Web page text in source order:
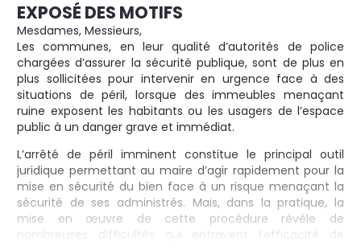
EXPOSÉ DES MOTIFS
Mesdames, Messieurs,
Les communes, en leur qualité d’autorités de police
chargées d’assurer la sécurité publique, sont de plus en
plus sollicitées pour intervenir en urgence face à des
situations de péril, lorsque des immeubles menaçant
ruine exposent les habitants ou les usagers de l’espace
public à un danger grave et immédiat.
L’arrêté de péril imminent constitue le principal outil
juridique permettant au maire d’agir rapidement pour la
mise en sécurité du bien face à un risque menaçant la
sécurité de ses administrés. Mais, dans la pratique, la
mise en œuvre de cette procédure révèle de
nombreuses difficultés qui entravent l’efficacité de